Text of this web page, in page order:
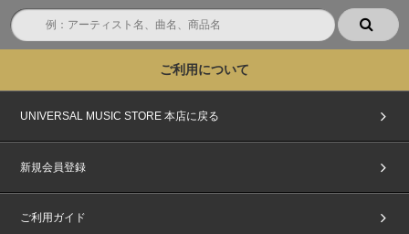
ご利用について
UNIVERSAL MUSIC STORE 本店に戻る
新規会員登録
ご利用ガイド